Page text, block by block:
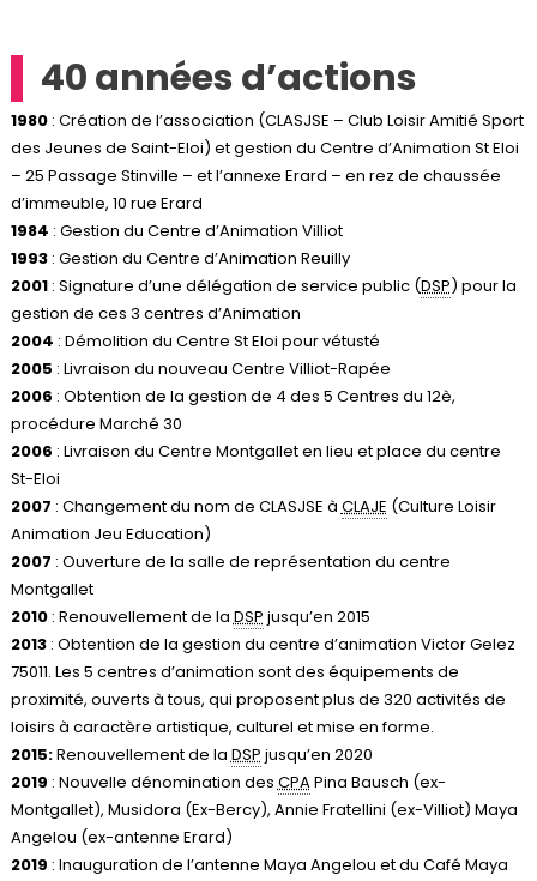
40 années d’actions
1980: Création de l’association (CLASJSE – Club Loisir Amitié Sport
des Jeunes de Saint-Eloi) et gestion du Centre d’Animation St Eloi
– 25 Passage Stinville – et l’annexe Erard – en rez de chaussée
d’immeuble, 10 rue Erard
1984 : Gestion du Centre d’Animation Villiot
1993: Gestion du Centre d’Animation Reuilly
2001: Signature d’une délégation de service public (DSP) pour la
gestion de ces 3 centres d’Animation
2004 : Démolition du Centre St Eloi pour vétusté
2005 : Livraison du nouveau Centre Villiot-Rapée
2006 : Obtention de la gestion de 4 des 5 Centres du 12è,
procédure Marché 30
2006 : Livraison du Centre Montgallet en lieu et place du centre
St-Eloi
2007 : Changement du nom de CLASJSE à CLAJE (Culture Loisir
Animation Jeu Education)
2007 : Ouverture de la salle de représentation du centre
Montgallet
2010: Renouvellement de la DSP jusqu’en 2015
2013: Obtention de la gestion du centre d’animation Victor Gelez
75011. Les 5 centres d’animation sont des équipements de
proximité, ouverts à tous, qui proposent plus de 320 activités de
loisirs à caractère artistique, culturel et mise en forme.
2015:Renouvellement de la DSP jusqu’en 2020
2019 : Nouvelle dénomination des CPAPina Bausch (ex-
Montgallet), Musidora (Ex-Bercy), Annie Fratellini (ex-Villiot) Maya
Angelou (ex-antenne Erard)
2019 : Inauguration de l’antenne Maya Angelou et du Café Maya